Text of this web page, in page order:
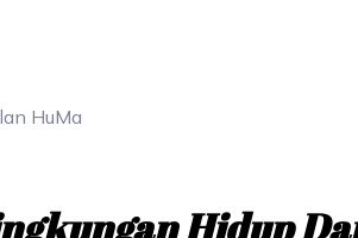
HuMa
Hidup